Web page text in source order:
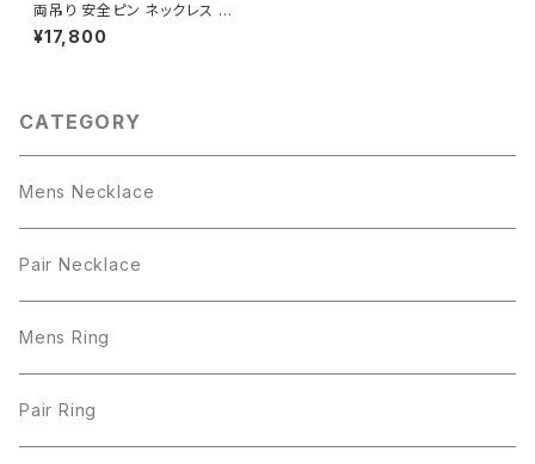
両吊り 安全ピン ネックレス シ
ルバー925 メンズ ユニセックス
¥17,800
CATEGORY
Mens Necklace
Pair Necklace
Mens Ring
Pair Ring